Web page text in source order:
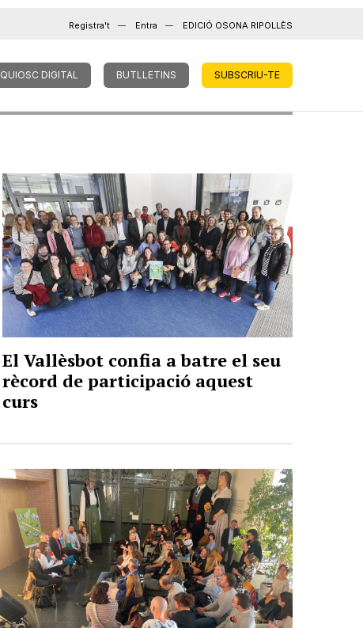
Registra't Entra EDICIÓ OSONA RIPOLLÈS
QUIOSC DIGITAL BUTLLETINS SUBSCRIU-TE
El Vallèsbot confia a batre el seu
rècord de participació aquest
curs